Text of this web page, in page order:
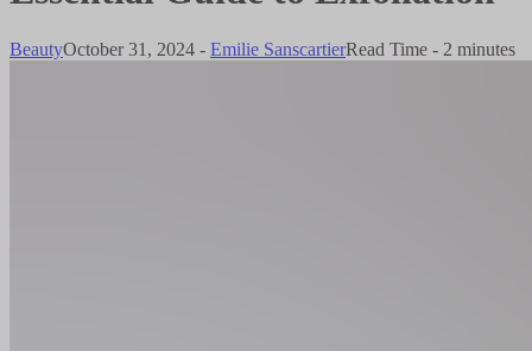
BeautyOctober 31, 2024 - Emilie Sanscartier​​​​‌ ‍ ​‍​‍‌‍ ‌ ​‍‌‍‍‌‌‍‌ ‌‍‍‌‌‍ ‍​‍​‍​ ‍‍​‍​‍‌ ​ ‌‍​‌‌‍ ‍‌‍‍‌‌ ‌​‌ ‍‌​‍ ‍‌‍‍‌‌‍ ​‍​‍​‍ ​​‍​‍‌‍‍​‌ ​‍‌‍‌‌‌‍‌‍​‍​‍​ ‍‍​‍​‍‌‍‍​‌ ‌​‌ ‌​‌ ​​‌ ​ ​ ‍‍​‍ ​‍ ‌‍‌ ‌‍‌‌‌‍ ​‌‍​ ‌‍​‌‌ ​‍‌‍‌‌​‍ ‍‌ ​ ‌‍​‌‌‍ ‍‌‍‍‌‌ ‌​‌ ‍‌​‍ ‍‌ ​ ‌ ‌​‌ ‌‌‌‍‌​‌‍‍‌‌‍ ​‍ ‌‍‍‌‌‍ ‍‌ ‌​‌‍‌‌‌‍ ‍‌ ‌​​‍ ‌‍‌‌‌‍‌​‌‍‍‌‌ ‌​​‍ ‌‍ ‌‌‍ ‌‍‌​‌‍‌‌​ ‌‌ ​​‌ ​‍‌‍‌‌‌ ​ ‌‍‌‌‌‍ ‍‌ ‌​‌‍​‌‌ ‌​‌‍‍‌‌‍ ‌‍ ‍​ ‍ ‌‍‍‌‌‍‌​​ ‌​ ‌‌‌‍​‌‌‍‌‌​ ‌‍‌‍‌‌‌‍​‌​ ​​​ ‍​​‍ ‌‌‍​‍‌‍‌​‌‍‌‌​ ‍‌​‍ ‌​ ‌​​ ‌ ‌‍​‌​ ​ ​‍ ‌​ ‍‌​ ​​​ ‍‌​ ‍​​‍ ‌​ ​‌‌‍​‌‌‍‌​​ ‌ ‌‍‌‍​ ‍​‌‍‌‌​ ‌‌​ ​‍‌‍‌​‌‍‌‍​ ‌‌​ ‍ ‌ ‌​‌ ‍‌‌ ​​‌‍‌‌​ ‌‌‍​‌‌ ‌‌‌ ‌​‌‍‍​‌‍ ‌ ​‍​ ‍ ‌ ​​‌‍​‌‌ ‌​‌‍‍​​ ‌‌‍ ‍‌‍​‌‌‍ ‌‌‍‌‌​ ‌‍​‍‌‍​‌‌ ​ ‌‍‌‌‌‌‌‌‌ ​‍‌‍ ​​ ‌‌‍‍​‌ ‌​‌ ‌​‌ ​​‌ ​ ​‍‌‌​ ​ ‌​​‌​‍‌‌​ ​‍‌​‌‍​‍‌‌​ ​‍‌​‌‍‌‍‌ ‌‍‌‌‌‍ ​‌‍​ ‌‍​‌‌ ​‍‌‍‌‌​‍ ‍‌ ​ ‌‍​‌‌‍ ‍‌‍‍‌‌ ‌​‌ ‍‌​‍ ‍‌ ​ ‌ ‌​‌ ‌‌‌‍‌​‌‍‍‌‌‍ ​‍‌‍‌‍‍‌‌‍‌​​ ‌​ ‌‌‌‍​‌‌‍‌‌​ ‌‍‌‍‌‌‌‍​‌​ ​​​ ‍​​‍ ‌‌‍​‍‌‍‌​‌‍‌‌​ ‍‌​‍ ‌​ ‌​​ ‌ ‌‍​‌​ ​ ​‍ ‌​ ‍‌​ ​​​ ‍‌​ ‍​​‍ ‌​ ​‌‌‍​‌‌‍‌​​ ‌ ‌‍‌‍​ ‍​‌‍‌‌​ ‌‌​ ​‍‌‍‌​‌‍‌‍​ ‌‌​‍‌‍‌ ‌​‌ ‍‌‌ ​​‌‍‌‌​ ‌‌‍​‌‌ ‌‌‌ ‌​‌‍‍​‌‍ ‌ ​‍​‍‌‍‌ ​​‌‍​‌‌ ‌​‌‍‍​​ ‌‌‍ ‍‌‍​‌‌‍ ‌‌‍‌‌​‍‌‍‌ ​​‌‍‌‌‌ ​‍‌ ​ ‌ ​​‌‍‌‌‌‍​ ‌ ‌​‌‍‍‌‌ ‌‍‌‍‌‌​ ‌‌ ​​‌ ‌‌‌‍​‍‌‍ ​‌‍‍‌‌ ​ ‌‍‍​‌‍‌‌‌‍‌​​‍​‍‌ ‌Read Time - 2 minutes